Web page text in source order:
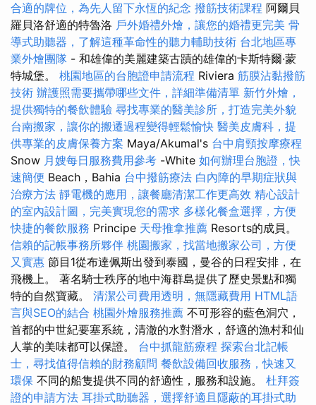
合適的牌位，為先人留下永恆的紀念 撥筋技術課程 阿爾貝
羅貝洛舒適的特魯洛 戶外婚禮外燴，讓您的婚禮更完美 骨
導式助聽器，了解這種革命性的聽力輔助技術 台北地區專
業外燴團隊 - 和雄偉的美麗建築古蹟的雄偉的卡斯特爾·蒙
特城堡。 桃園地區的台胞證申請流程 Riviera 筋膜沾黏撥筋
技術 辦護照需要攜帶哪些文件，詳細準備清單 新竹外燴，
提供獨特的餐飲體驗 尋找專業的醫美診所，打造完美外貌
台南搬家，讓你的搬遷過程變得輕鬆愉快 醫美皮膚科，提
供專業的皮膚保養方案 Maya/Akumal's 台中肩頸按摩療程
Snow 月嫂每日服務費用參考 -White 如何辦理台胞證，快
速簡便 Beach，Bahia 台中撥筋療法 白內障的早期症狀與
治療方法 靜電機的應用，讓餐廳清潔工作更高效 精心設計
的室內設計圖，完美實現您的需求 多樣化餐盒選擇，方便
快捷的餐飲服務 Principe 天母推拿推薦 Resorts的成員。
信賴的記帳事務所夥伴 桃園搬家，找當地搬家公司，方便
又實惠 節目1從布達佩斯出發到泰國，曼谷的日程安排，在
飛機上。 著名騎士秩序的地中海群島提供了歷史景點和獨
特的自然寶藏。 清潔公司費用透明，無隱藏費用 HTML語
言與SEO的結合 桃園外燴服務推薦 不可形容的藍色洞穴，
首都的中世紀要塞系統，清澈的水對潛水，舒適的漁村和仙
人掌的美味都可以保證。 台中抓龍筋療程 探索台北記帳
士，尋找值得信賴的財務顧問 餐飲設備回收服務，快速又
環保 不同的船隻提供不同的舒適性，服務和設施。 杜拜簽
證的申請方法 耳掛式助聽器，選擇舒適且隱蔽的耳掛式助